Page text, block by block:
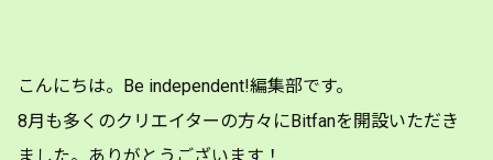
こんにちは。Be independent!編集部です。
8月も多くのクリエイターの方々にBitfanを開設いただき